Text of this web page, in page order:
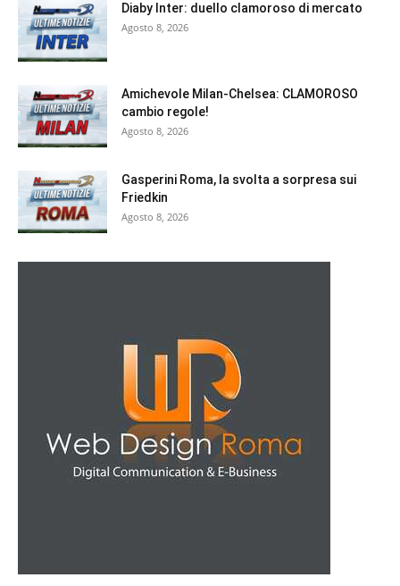
Diaby Inter: duello clamoroso di mercato
Agosto 8, 2026
Amichevole Milan-Chelsea: CLAMOROSO
cambio regole!
Agosto 8, 2026
Gasperini Roma, la svolta a sorpresa sui
Friedkin
Agosto 8, 2026